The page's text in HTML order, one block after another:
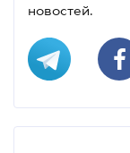
новостей.